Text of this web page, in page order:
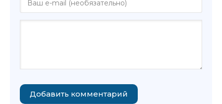
Добавить комментарий